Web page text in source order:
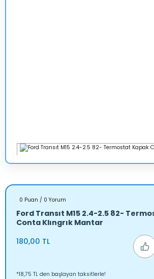
0 Puan / 0 Yorum
Ford Transıt M15 2.4-2.5 82-
Conta Klıngrık Mantar
180,00 TL
*18,75 TL den başlayan taksitlerle!